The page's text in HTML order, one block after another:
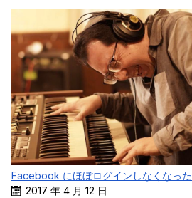
Facebook にほぼログインしなくなった
2017 年 4 月 12 日